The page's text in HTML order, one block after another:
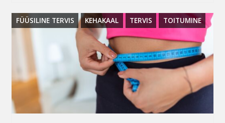
FÜÜSILINE TERVIS KEHAKAAL TERVIS TOITUMINE